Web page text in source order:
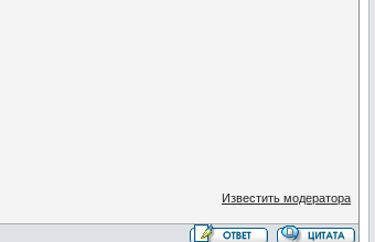
Известить модератора